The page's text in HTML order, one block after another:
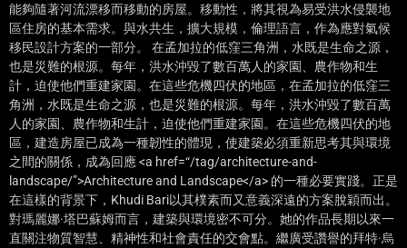
能夠隨著河流漂移而移動的房屋。移動性，將其視為易受洪水侵襲地
區住房的基本需求。與水共生，擴大規模，倫理語言，作為應對氣候
移民設計方案的一部分。 在孟加拉的低窪三角洲，水既是生命之源，
也是災難的根源。每年，洪水沖毀了數百萬人的家園、農作物和生
計，迫使他們重建家園。在這些危機四伏的地區，在孟加拉的低窪三
角洲，水既是生命之源，也是災難的根源。每年，洪水沖毀了數百萬
人的家園、農作物和生計，迫使他們重建家園。在這些危機四伏的地
區，建造房屋已成為一種韌性的體現，使建築必須重新思考其與環境
之間的關係，成為回應 <a href=“/tag/architecture-and-
landscape/”>Architecture and Landscape</a> 的一種必要實踐。正是
在這樣的背景下，Khudi Bari以其樸素而又意義深遠的方案脫穎而出。
對瑪麗娜·塔巴蘇姆而言，建築與環境密不可分。她的作品長期以來一
直關注物質智慧、精神性和社會責任的交會點。繼廣受讚譽的拜特·烏